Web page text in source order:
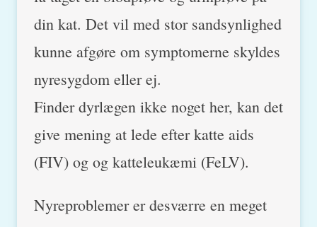
din kat. Det vil med stor sandsynlighed
kunne afgøre om symptomerne skyldes
nyresygdom eller ej.
Finder dyrlægen ikke noget her, kan det
give mening at lede efter katte aids
(FIV) og og katteleukæmi (FeLV).
Nyreproblemer er desværre en meget